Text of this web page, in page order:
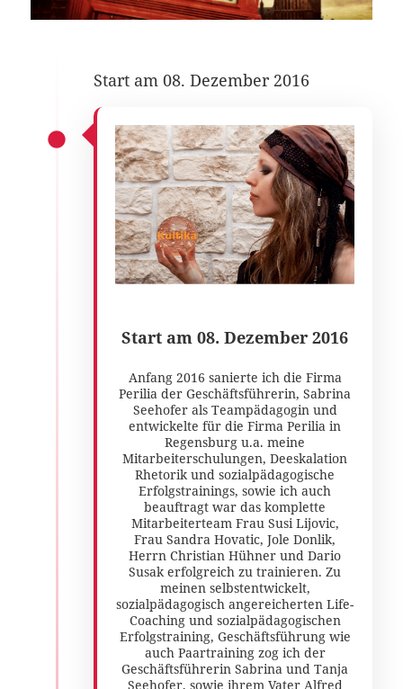
Start am 08. Dezember 2016
Start am 08. Dezember 2016
Anfang 2016 sanierte ich die Firma
Perilia der Geschäftsführerin, Sabrina
Seehofer als Teampädagogin und
entwickelte für die Firma Perilia in
Regensburg u.a. meine
Mitarbeiterschulungen, Deeskalation
Rhetorik und sozialpädagogische
Erfolgstrainings, sowie ich auch
beauftragt war das komplette
Mitarbeiterteam Frau Susi Lijovic,
Frau Sandra Hovatic, Jole Donlik,
Herrn Christian Hühner und Dario
Susak erfolgreich zu trainieren. Zu
meinen selbstentwickelt,
sozialpädagogisch angereicherten Life-
Coaching und sozialpädagogischen
Erfolgstraining, Geschäftsführung wie
auch Paartraining zog ich der
Geschäftsführerin Sabrina und Tanja
Seehofer, sowie ihrem Vater Alfred